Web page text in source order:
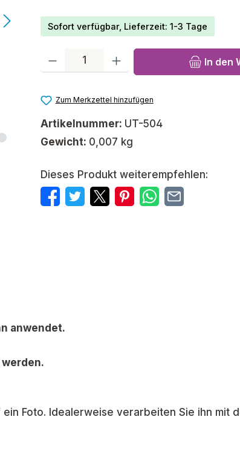
Sofort verfügbar, Lieferzeit: 1-3 Tage
Produkt Anzahl: Gib den gewünschten Wert
In den
Zum Merkzettel hinzufügen
Artikelnummer: UT-504
Gewicht: 0,007 kg
Dieses Produkt weiterempfehlen:
anwendet.
Foto. Idealerweise verarbeiten Sie ihn mit